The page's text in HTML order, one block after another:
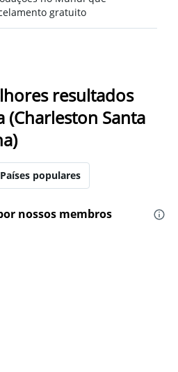
gratuito
resultados
(Charleston Santa
Países populares
nossos membros